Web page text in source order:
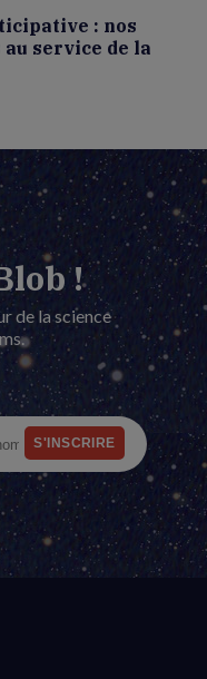
: nos
service de la
!
de la science